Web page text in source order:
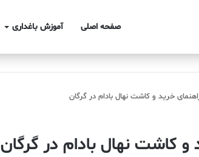
صفحه اصلی آموزش باغداری
خرید و کاشت نهال بادام در گرگان
و کاشت نهال بادام در گرگان